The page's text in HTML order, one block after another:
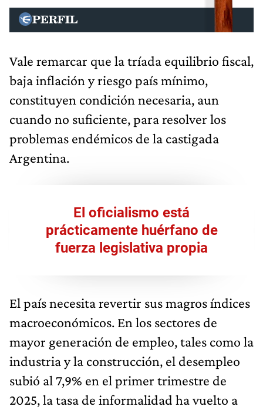
Vale remarcar que la tríada equilibrio fiscal,
baja inflación y riesgo país mínimo,
constituyen condición necesaria, aun
cuando no suficiente, para resolver los
problemas endémicos de la castigada
Argentina.
El oficialismo está
prácticamente huérfano de
fuerza legislativa propia
El país necesita revertir sus magros índices
macroeconómicos. En los sectores de
mayor generación de empleo, tales como la
industria y la construcción, el desempleo
subió al 7,9% en el primer trimestre de
2025, la tasa de informalidad ha vuelto a